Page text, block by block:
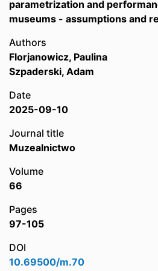
parametrization and
museums - assumptions and
Authors
Florjanowicz, Paulina
Szpaderski, Adam
Date
2025-09-10
Journal title
Muzealnictwo
Volume
66
Pages
97-105
DOI
10.69500/m.70